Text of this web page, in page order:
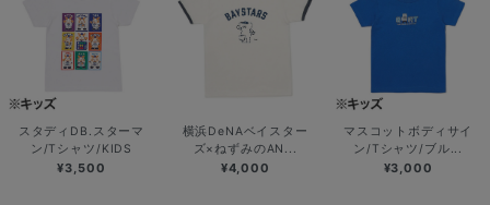
スタディDB.スターマ
ン/Tシャツ/KIDS
¥3,500
横浜DeNAベイスター
ズ×ねずみのAN...
¥4,000
マスコットボディサイ
ン/Tシャツ/ブル...
¥3,000